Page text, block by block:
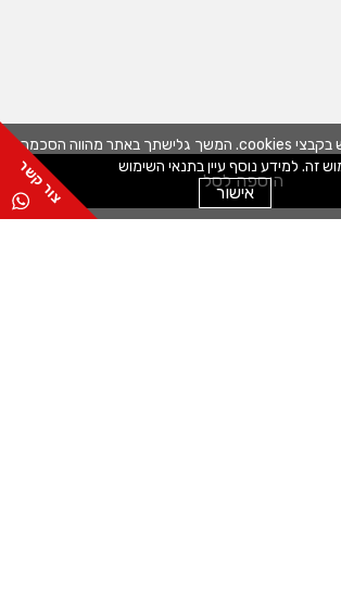
באתר זה נעשה שימוש בקבצי cookies. המשך גלישתך באתר מהווה הסכמה
זה. למידע נוסף עיין בתנאי השימוש
אישור
הוספה לסל